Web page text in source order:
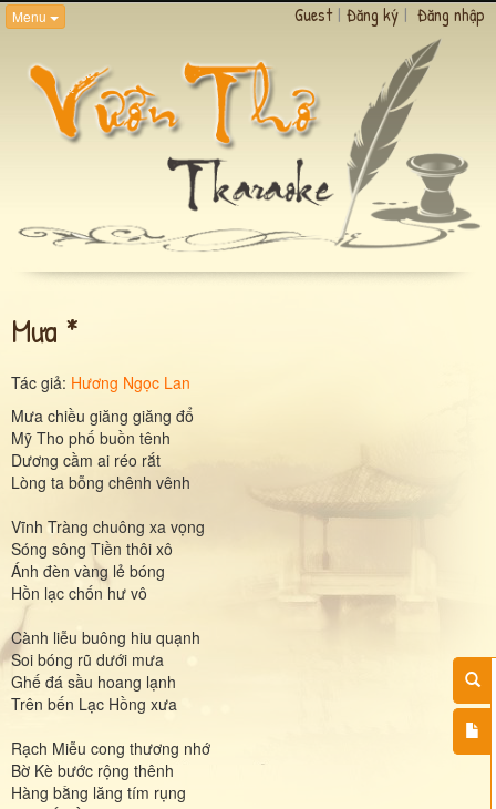
Menu Guest | Đăng ký | Đăng nhập
Mưa *
Tác giả: Hương Ngọc Lan
Mưa chiều giăng giăng đổ
Mỹ Tho phố buồn tênh
Dương cầm ai réo rắt
Lòng ta bỗng chênh vênh
Vĩnh Tràng chuông xa vọng
Sóng sông Tiền thôi xô
Ánh đèn vàng lẻ bóng
Hồn lạc chốn hư vô
Cành liễu buông hiu quạnh
Soi bóng rũ dưới mưa
Ghế đá sầu hoang lạnh
Trên bến Lạc Hồng xưa
Rạch Miễu cong thương nhớ
Bờ Kè bước rộng thênh
Hàng bằng lăng tím rụng